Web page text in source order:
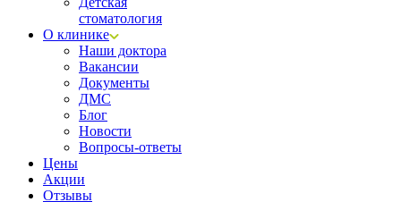
стоматология
О клинике
Наши доктора
Вакансии
Документы
ДМС
Блог
Новости
Вопросы-ответы
Цены
Акции
Отзывы